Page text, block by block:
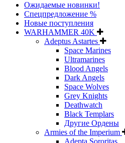
Ожидаемые новинки!
Спецпредложение %
Новые поступления
WARHAMMER 40K
Adeptus Astartes
Space Marines
Ultramarines
Blood Angels
Dark Angels
Space Wolves
Grey Knights
Deathwatch
Black Templars
Другие Ордены
Armies of the Imperium
Adepta Sororitas